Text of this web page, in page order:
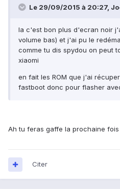
Le 29/09/2015 à 20:27,
la c'est bon plus d'ecran noir
volume bas) et j'ai pu le
comme tu dis spydou on peut
xiaomi
en fait les ROM que j'ai
fastboot donc pour flasher
Ah tu feras gaffe la prochaine fois
Citer